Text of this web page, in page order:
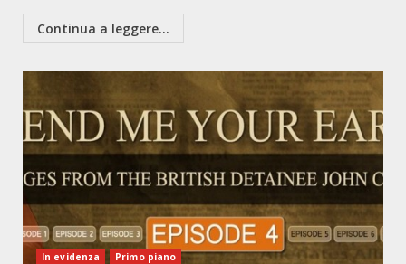
Continua a leggere...
In evidenza Primo piano